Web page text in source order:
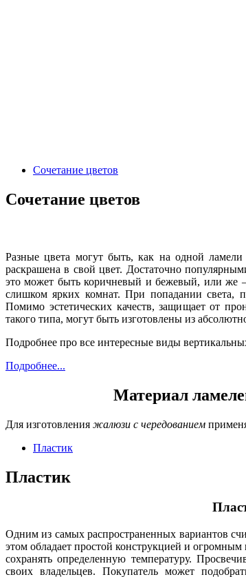
Сочетание цветов
Сочетание цветов
Разные цвета могут быть, как на одной
раскрашена в свой цвет. Достаточно
это может быть коричневый и бежевый, или же
слишком ярких комнат. При попадании света,
Помимо эстетических качеств, защищает от
такого типа, могут быть изготовлены из
Подробнее про все интересные виды
Подробнее...
Материал
Для изготовления жалюзи с чередованием
Пластик
Пластик
Одним из самых распространенных вариантов
этом обладает простой конструкцией и
сохранять определенную температуру.
своих владельцев. Покупатель может